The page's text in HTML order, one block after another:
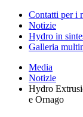
Contatti per i
Notizie
Hydro in
Galleria
Media
Notizie
Hydro
e Ornago